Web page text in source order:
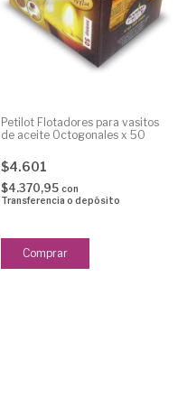
Petilot Flotadores para vasitos
de aceite Octogonales x 50
$4.601
$4.370,95 con
Transferencia o depósito